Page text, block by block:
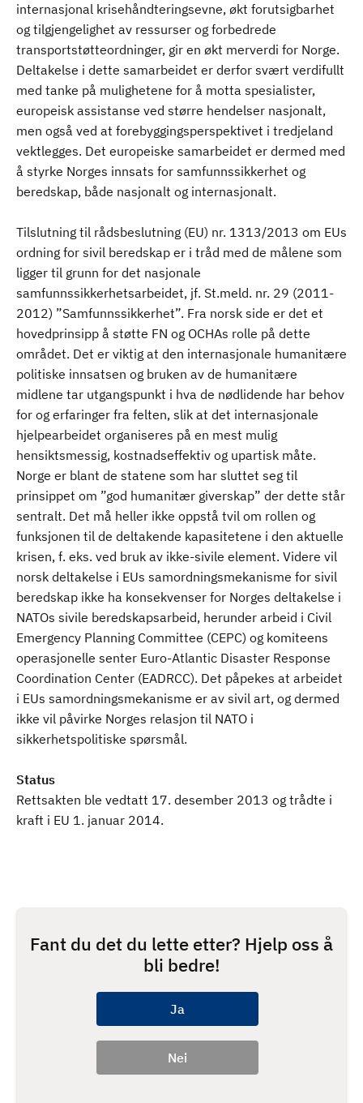
internasjonal krisehåndteringsevne, økt forutsigbarhet
og tilgjengelighet av ressurser og forbedrede
transportstøtteordninger, gir en økt merverdi for Norge.
Deltakelse i dette samarbeidet er derfor svært verdifullt
med tanke på mulighetene for å motta spesialister,
europeisk assistanse ved større hendelser nasjonalt,
men også ved at forebyggingsperspektivet i tredjeland
vektlegges. Det europeiske samarbeidet er dermed med
å styrke Norges innsats for samfunnssikkerhet og
beredskap, både nasjonalt og internasjonalt.
Tilslutning til rådsbeslutning (EU) nr. 1313/2013 om EUs
ordning for sivil beredskap er i tråd med de målene som
ligger til grunn for det nasjonale
samfunnssikkerhetsarbeidet, jf. St.meld. nr. 29 (2011-
2012) ”Samfunnssikkerhet”. Fra norsk side er det et
hovedprinsipp å støtte FN og OCHAs rolle på dette
området. Det er viktig at den internasjonale humanitære
politiske innsatsen og bruken av de humanitære
midlene tar utgangspunkt i hva de nødlidende har behov
for og erfaringer fra felten, slik at det internasjonale
hjelpearbeidet organiseres på en mest mulig
hensiktsmessig, kostnadseffektiv og upartisk måte.
Norge er blant de statene som har sluttet seg til
prinsippet om ”god humanitær giverskap” der dette står
sentralt. Det må heller ikke oppstå tvil om rollen og
funksjonen til de deltakende kapasitetene i den aktuelle
krisen, f. eks. ved bruk av ikke-sivile element. Videre vil
norsk deltakelse i EUs samordningsmekanisme for sivil
beredskap ikke ha konsekvenser for Norges deltakelse i
NATOs sivile beredskapsarbeid, herunder arbeid i Civil
Emergency Planning Committee (CEPC) og komiteens
operasjonelle senter Euro-Atlantic Disaster Response
Coordination Center (EADRCC). Det påpekes at arbeidet
i EUs samordningsmekanisme er av sivil art, og dermed
ikke vil påvirke Norges relasjon til NATO i
sikkerhetspolitiske spørsmål.
Status
Rettsakten ble vedtatt 17. desember 2013 og trådte i
kraft i EU 1. januar 2014.
Fant du det du lette etter? Hjelp oss å
bli bedre!